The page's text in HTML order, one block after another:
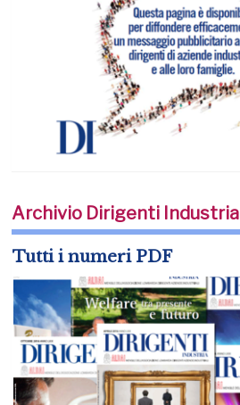
Archivio Dirigenti Industria
Tutti i numeri PDF